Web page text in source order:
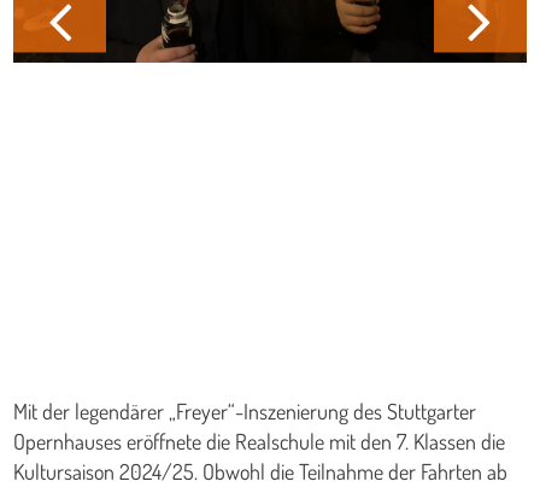
Mit der legendärer „Freyer“-Inszenierung des Stuttgarter
Opernhauses eröffnete die Realschule mit den 7. Klassen die
Kultursaison 2024/25. Obwohl die Teilnahme der Fahrten ab